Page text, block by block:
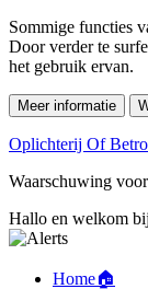
Sommige functies
Door verder te
het gebruik ervan.
Meer informatie
Oplichterij Of
Waarschuwing
Hallo en welkom
Home🏠︎